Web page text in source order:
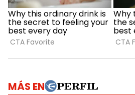
MÁS EN